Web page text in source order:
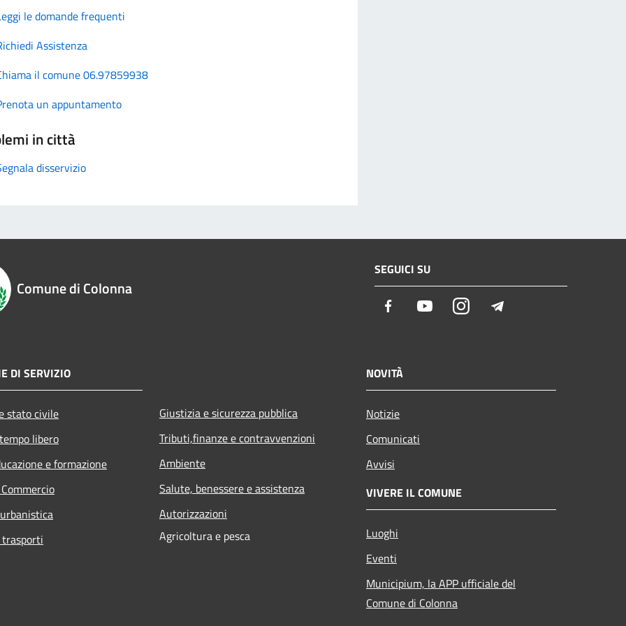
le domande frequenti
Assistenza
il comune 06.97859938
un appuntamento
in città
disservizio
Comune di Colonna
SEGUICI SU
Facebook YoutubeInstagram
DI SERVIZIO
stato civile
libero
e formazione
Giustizia e sicurezza pubblica
Tributi,finanze e contravvenzioni
Ambiente
Salute, benessere e assistenza
Autorizzazioni
Agricoltura e pesca
NOVITÀ
Notizie
Comunicati
Avvisi
VIVERE IL COMUNE
Luoghi
Eventi
Municipium, la APP ufficiale del
Comune di Colonna